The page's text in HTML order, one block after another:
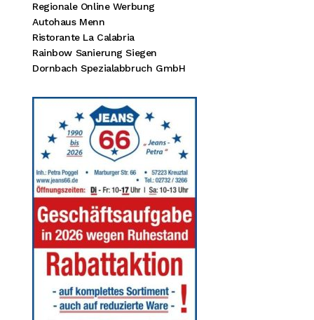
Regionale Online Werbung
Autohaus Menn
Ristorante La Calabria
Rainbow Sanierung Siegen
Dornbach Spezialabbruch GmbH